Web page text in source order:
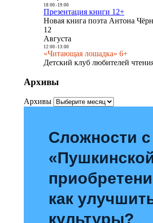
18:00- 19:00
Презентация книги 12+
Новая книга поэта Антона
12
Августа
12:00- 13:00
«Читающая лошадка» 6+
Детский клуб любителей
Архивы
Архивы
Сложности
как
культуры?